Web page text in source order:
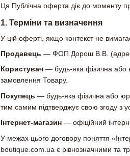
Ця Публічна оферта діє до моменту
1. Терміни та визначення
У цій оферті, якщо контекст не
Продавець — ФОП Дорош В.В.
Користувач — будь-яка фізична або
замовлення Товару.
Покупець — будь-яка фізична або
тим самим підтверджує свою згоду з
Інтернет-магазин — офіційний
У межах цього договору поняття
boutique.com.ua є рівнозначними та